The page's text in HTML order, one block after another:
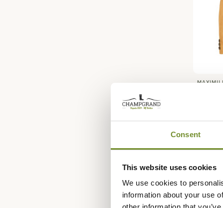
Consent
This website uses cookies
We use cookies to
information about your use